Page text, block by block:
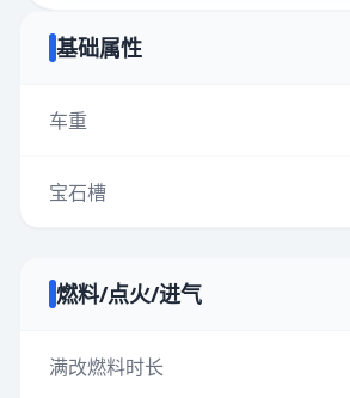
基础属性
车重
宝石槽
燃料/点火/进气
满改燃料时长